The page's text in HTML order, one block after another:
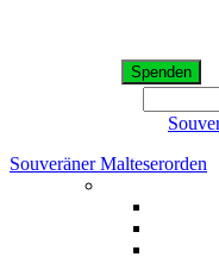
Spenden
Souveräner Malteserorden